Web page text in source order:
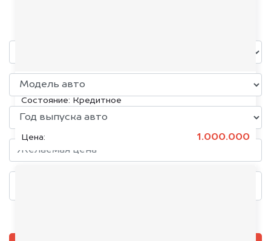
KIA K5, 2020
Состояние: Кредитное
Цена: 1.000.000